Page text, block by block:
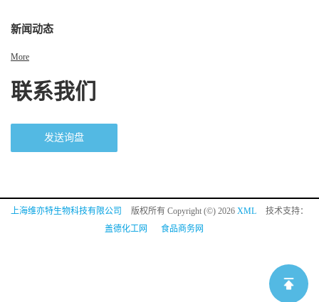
新闻动态
More
联系我们
发送询盘
上海维亦特生物科技有限公司 版权所有 Copyright (©) 2026 XML
技术支持：
盖德化工网
食品商务网